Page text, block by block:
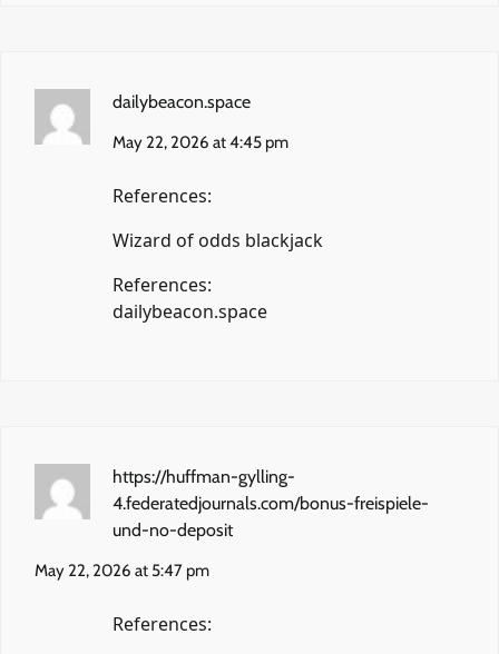
dailybeacon.space
May 22, 2026 at 4:45 pm
References:
Wizard of odds blackjack
References:
dailybeacon.space
https://huffman-gylling-
4.federatedjournals.com/bonus-freispiele-
und-no-deposit
May 22, 2026 at 5:47 pm
References: